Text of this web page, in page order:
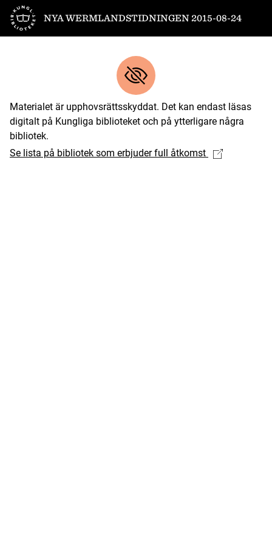
Till startsidan
NYA WERMLANDSTIDNINGEN 2015-08-24
Materialet är upphovsrättsskyddat. Det kan endast läsas
digitalt på Kungliga biblioteket och på ytterligare några
bibliotek.
Se lista på bibliotek som erbjuder full åtkomst